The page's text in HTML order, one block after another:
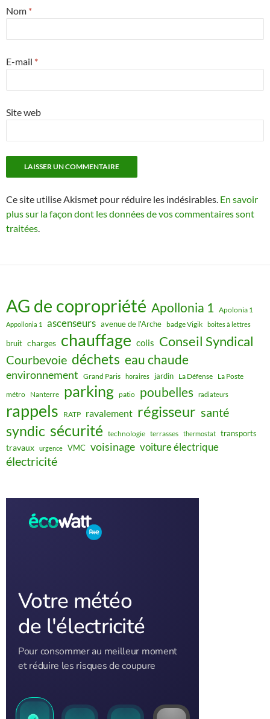
Nom *
E-mail *
Site web
Ce site utilise Akismet pour réduire les indésirables. En savoir
plus sur la façon dont les données de vos commentaires sont
traitées.
AG de copropriété Apollonia 1 Apolonia 1
Appollonia 1 ascenseurs avenue de l'Arche badge Vigik boites à lettres
bruit charges chauffage colis Conseil Syndical
Courbevoie déchets eau chaude
environnement Grand Paris horaires jardin La Défense La Poste
métro Nanterre parking patio poubelles radiateurs
rappels RATP ravalement régisseur santé
syndic sécurité technologie terrasses thermostat transports
travaux urgence VMC voisinage voiture électrique
électricité